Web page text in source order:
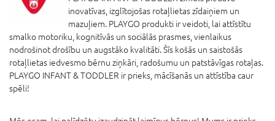
inovatīvas, izglītojošas rotaļlietas zīdaiņiem un
mazuļiem. PLAYGO produkti ir veidoti, lai attīstītu
smalko motoriku, kognitīvās un sociālās prasmes, vienlaikus
nodrošinot drošību un augstāko kvalitāti. Šīs košās un saistošās
rotaļlietas iedvesmo bērnu ziņkāri, radošumu un patstāvīgas rotaļas.
PLAYGO INFANT & TODDLER ir prieks, mācīšanās un attīstība caur
spēli!